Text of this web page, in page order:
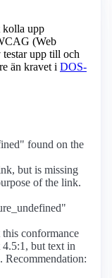
kolla upp
(Web
upp till och
än kravet i DOS-
found on the
but is missing
of the link.
conformance
4.5:1, but text in
Recommendation: